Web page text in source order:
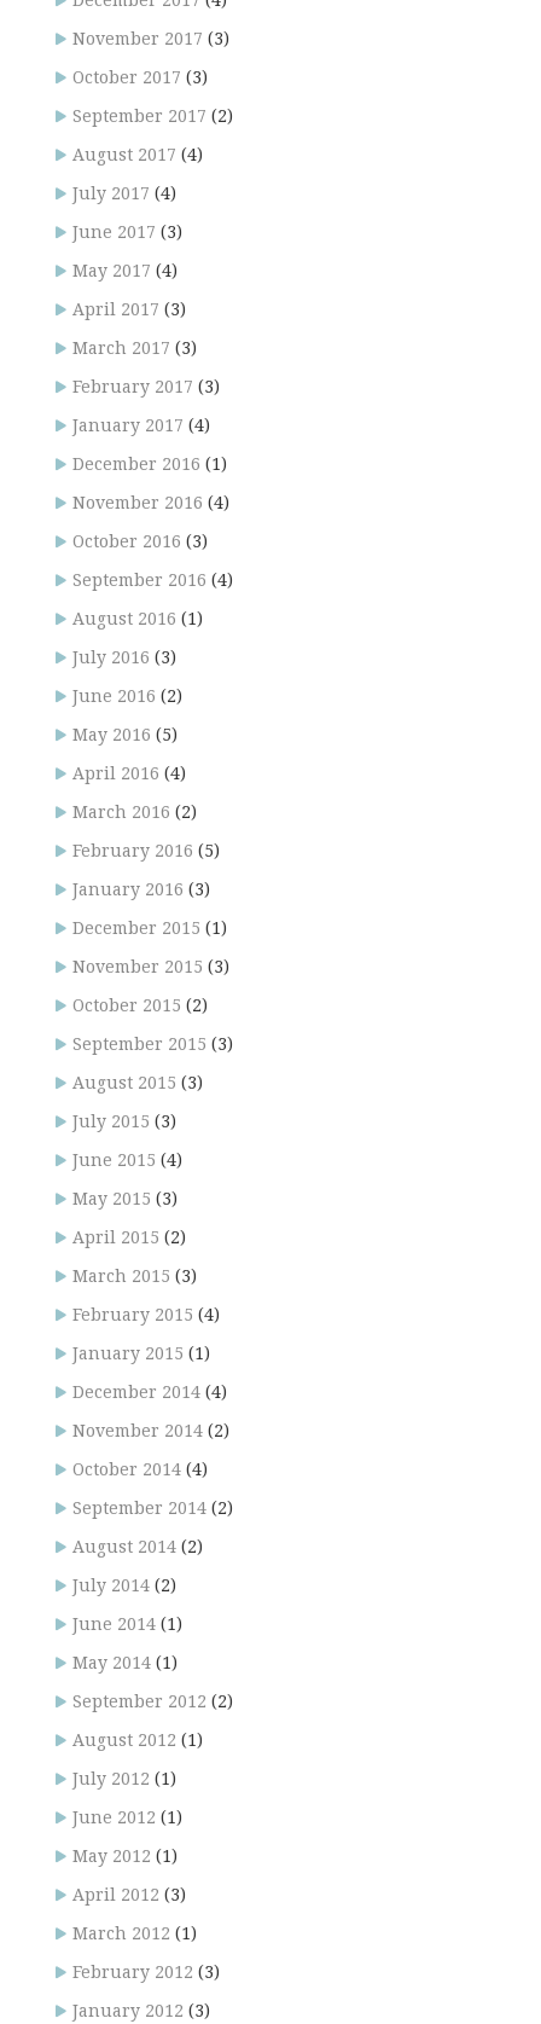
November 2017 (3)
October 2017 (3)
September 2017 (2)
August 2017 (4)
July 2017 (4)
June 2017 (3)
May 2017 (4)
April 2017 (3)
March 2017 (3)
February 2017 (3)
January 2017 (4)
December 2016 (1)
November 2016 (4)
October 2016 (3)
September 2016 (4)
August 2016 (1)
July 2016 (3)
June 2016 (2)
May 2016 (5)
April 2016 (4)
March 2016 (2)
February 2016 (5)
January 2016 (3)
December 2015 (1)
November 2015 (3)
October 2015 (2)
September 2015 (3)
August 2015 (3)
July 2015 (3)
June 2015 (4)
May 2015 (3)
April 2015 (2)
March 2015 (3)
February 2015 (4)
January 2015 (1)
December 2014 (4)
November 2014 (2)
October 2014 (4)
September 2014 (2)
August 2014 (2)
July 2014 (2)
June 2014 (1)
May 2014 (1)
September 2012 (2)
August 2012 (1)
July 2012 (1)
June 2012 (1)
May 2012 (1)
April 2012 (3)
March 2012 (1)
February 2012 (3)
January 2012 (3)